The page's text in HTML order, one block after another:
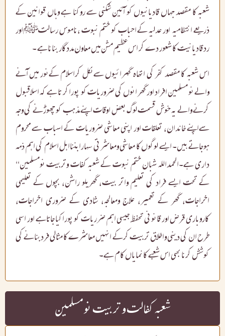
شعبہ کا مقصد جہاں قادیانیوں کو آئین شکنی سے روکنا ہے وہاں قوانین کے
ذریعے انتظامیہ اور عدلیہ کے احباب کو ختم نبوت ،ناموس رسالتﷺاور
رد قادیانیت کا شعور دے کر اس عظیم مشن میں معاون مددگار بناناہے ۔
اس شعبہ کا مقصد کفر کی اتھاہ گہرائیوں سےنکل کراسلام کےنور میں آنے
والے نو مسلمین افراد اور گھر انوں کی ضروریات کو پوراکر تا ہے کہ اسلاقبول
کرنے والے یہ خوش قسمت لوگ بعض اوقات اپنے مذہب کو چھوڑنے کی وجہ
سےاپنے خاندان، تعلقات اور اپنی معاشی ضروریات کے اسباب سے محروم
ہوجاتے ہیں۔ ایسے لوگوں کا معاشی ومعاشرتی سہارابننااہل اسلام کی اہم ذمہ
داری ہے۔الحمداللہ شبان ختم نبوت کے شعبہ کفات وتربیت نومسلمین،،
کے تحت ایسے فراد کی تعلیم واتر بیت، گھریلو راشن، بچوں کے تعلیمی
اخراجات، گھر کے تعمیر، علاج ومعالجہ، شادی کے ضروری اخراجات،
کاروباری قرض اور قانونی تحفظ جیسی اہم ضرریات کو پوراکیا جاتاہے اور اسی
طرح ان کی دینی واخلاق تربیت کرکے انہیں معاشرے کا مثالی فردبنانے کی
کوشش کرنا بھی اس شعبے کا نمایاں کام ہے۔
شعبہ کفالت و تربیت نو مسلمین